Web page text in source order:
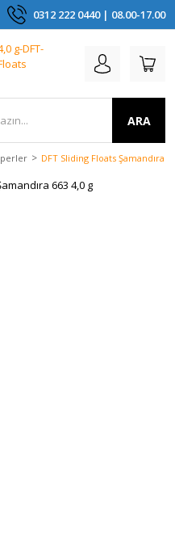
0312 222 0440 | 08.00-17.00
ARA
DFT Sliding Floats Şamandıra